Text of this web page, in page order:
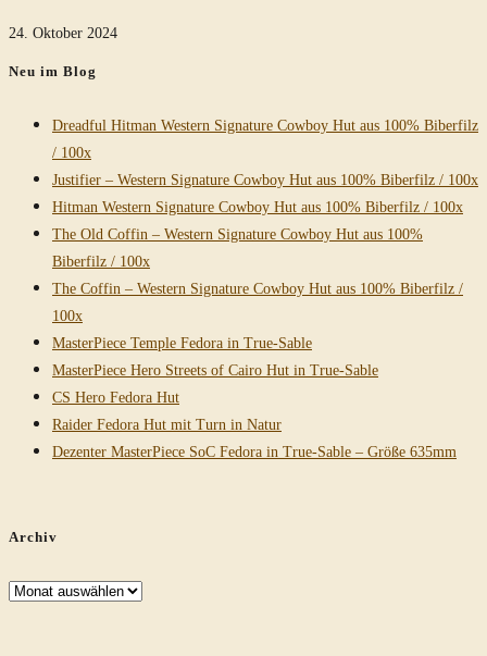
24. Oktober 2024
Neu im Blog
Dreadful Hitman Western Signature Cowboy Hut aus 100% Biberfilz
/ 100x
Justifier – Western Signature Cowboy Hut aus 100% Biberfilz / 100x
Hitman Western Signature Cowboy Hut aus 100% Biberfilz / 100x
The Old Coffin – Western Signature Cowboy Hut aus 100%
Biberfilz / 100x
The Coffin – Western Signature Cowboy Hut aus 100% Biberfilz /
100x
MasterPiece Temple Fedora in True-Sable
MasterPiece Hero Streets of Cairo Hut in True-Sable
CS Hero Fedora Hut
Raider Fedora Hut mit Turn in Natur
Dezenter MasterPiece SoC Fedora in True-Sable – Größe 635mm
Archiv
Archiv